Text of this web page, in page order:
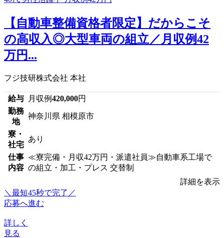
【自動車整備資格者限定】だからこそ
の高収入◎大型車両の組立／月収例42
万円...
フジ技研株式会社 本社
給与 月収例420,000円
勤務
地
神奈川県 相模原市
寮・
社宅
あり
仕事
内容
≪寮完備・月収42万円・派遣社員≫自動車系工場で
の組立・加工・プレス 交替制
詳細を表示
＼最短45秒で完了／
応募へ進む
詳しく
見る